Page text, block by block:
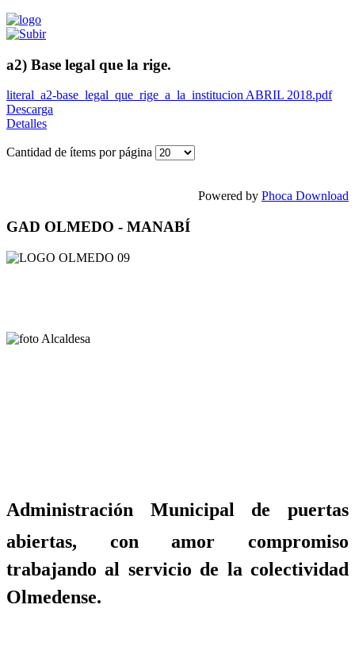
a2) Base legal que la rige.
literal_a2-base_legal_que_rige_a_la_institucion ABRIL 2018.pdf
Descarga
Detalles
Cantidad de ítems por página
Powered by Phoca Download
GAD OLMEDO - MANABÍ
Administración Municipal de puertas
abiertas, con amor compromiso
trabajando al servicio de la colectividad
Olmedense.